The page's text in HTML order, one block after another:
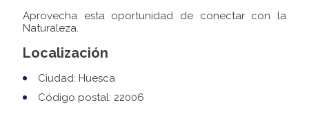
Aprovecha esta oportunidad de conectar con la
Naturaleza.
Localización
Ciudad: Huesca
Código postal: 22006